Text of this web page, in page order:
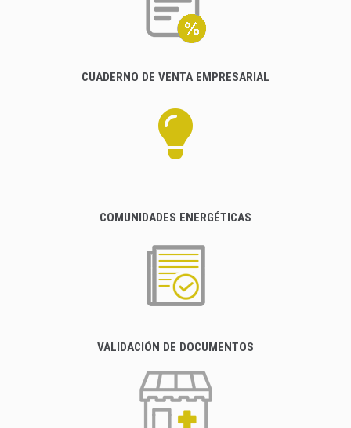
CUADERNO DE VENTA EMPRESARIAL
COMUNIDADES ENERGÉTICAS
VALIDACIÓN DE DOCUMENTOS